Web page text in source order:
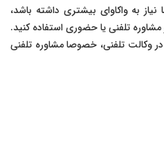
نیاز به واکاوای بیشتری داشته باشد،
تلفنی یا حضوری استفاده کنید.
در وکالت تلفنی، خصوصا مشاوره تلفنی